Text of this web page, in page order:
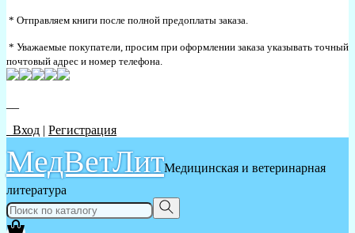
* Отправляем книги после полной предоплаты заказа.
* Уважаемые покупатели, просим при оформлении заказа указывать точный
почтовый адрес и номер телефона.
Вход | Регистрация
МедВетЛитМедицинская и ветеринарная
литература